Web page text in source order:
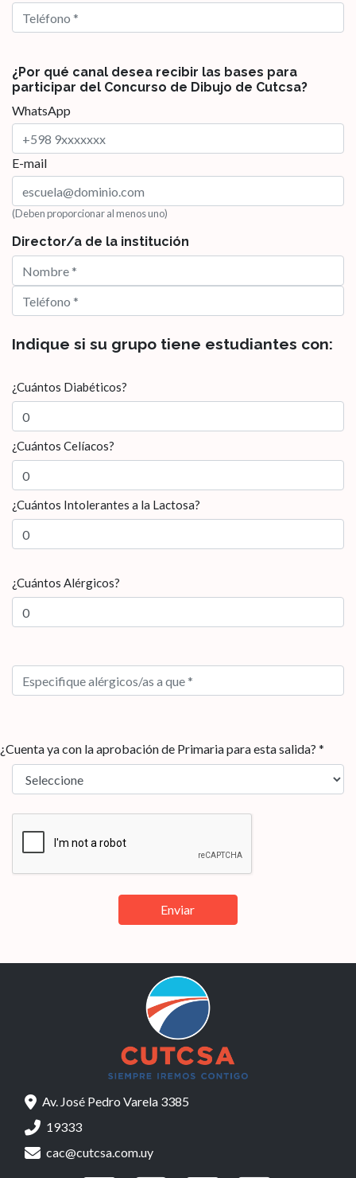
¿Por qué canal desea recibir las bases para
participar del Concurso de Dibujo de Cutcsa?
WhatsApp
E-mail
(Deben proporcionar al menos uno)
Director/a de la institución
Indique si su grupo tiene estudiantes con:
¿Cuántos Diabéticos?
¿Cuántos Celíacos?
¿Cuántos Intolerantes a la Lactosa?
¿Cuántos Alérgicos?
¿Cuenta ya con la aprobación de Primaria para esta salida? *
Av. José Pedro Varela 3385
19333
cac@cutcsa.com.uy